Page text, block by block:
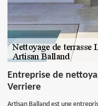
Entreprise de
Verriere
Artisan Balland est une